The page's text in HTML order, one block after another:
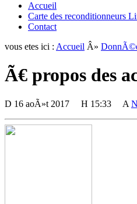
Accueil
Carte des reconditionneurs
Contact
vous etes ici : Accueil Â»
Ã€ propos des
D 16 aoÃ»t 2017 H 15:33 A